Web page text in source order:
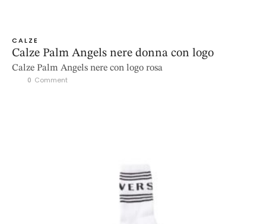
CALZE
Calze Palm Angels nere donna con logo
Calze Palm Angels nere con logo rosa
0 Comment